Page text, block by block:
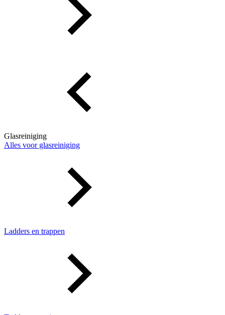
Glasreiniging
Alles voor glasreiniging
Ladders en trappen